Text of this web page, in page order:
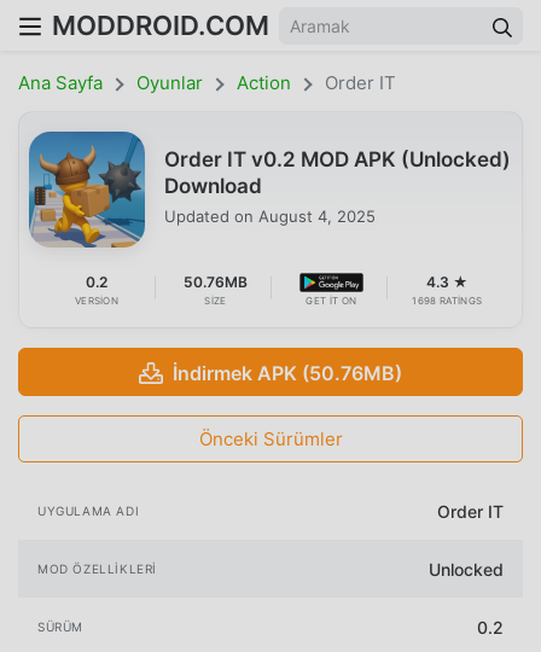
MODDROID.COM
Ana Sayfa Oyunlar Action Order IT
Order IT v0.2 MOD APK (Unlocked)
Download
Updated on August 4, 2025
0.2
VERSION
50.76MB
SIZE GET IT ON
4.3 ★
1698 RATINGS
İndirmek APK (50.76MB)
Önceki Sürümler
UYGULAMA ADI Order IT
MOD ÖZELLIKLERI Unlocked
SÜRÜM 0.2